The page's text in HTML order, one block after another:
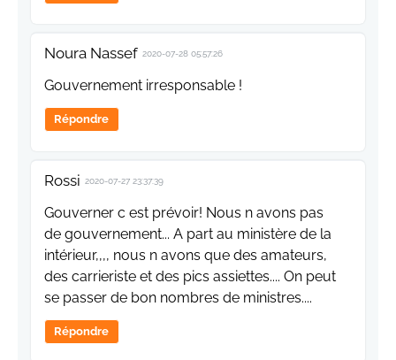
Noura Nassef 2020-07-28 05:57:26
Gouvernement irresponsable !
Répondre
Rossi 2020-07-27 23:37:39
Gouverner c est prévoir! Nous n avons pas
de gouvernement... A part au ministère de la
intérieur,,,, nous n avons que des amateurs,
des carrieriste et des pics assiettes.... On peut
se passer de bon nombres de ministres....
Répondre